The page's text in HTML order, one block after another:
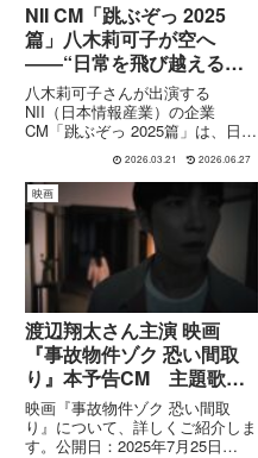
NII CM「跳ぶぞっ 2025
篇」八木莉可子が空へ
――“日常を飛び越える瞬
間”を描く
八木莉可子さんが出演する
NII（日本情報産業）の企業
CM「跳ぶぞっ 2025篇」は、日常
にした作品です。本CMでは、水
たまりを飛び越えたことをきっか
けに空を自由に飛び回るという幻
想的なストーリーを通じて、IT
企...
2026.03.21 2026.06.27
映画
渡辺翔太さん主演 映画
『事故物件ゾク 恐い間取
り』本予告CM 主題歌
Snow Man『SERIOUS』
映画『事故物件ゾク 恐い間取
り』について、詳しくご紹介しま
す。公開日：2025年7月25日